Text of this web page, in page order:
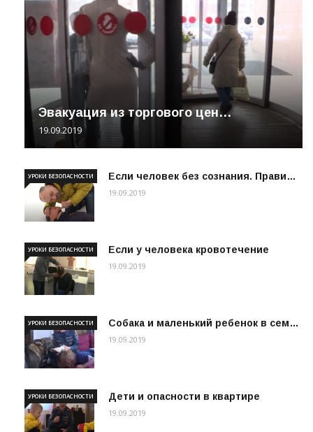
Эвакуация из торгового цен…
19.09.2019
Если человек без сознания. Прави…
УРОКИ БЕЗОПАСНОСТИ
19.09.2019
Если у человека кровотечение
УРОКИ БЕЗОПАСНОСТИ
19.09.2019
Собака и маленький ребенок в сем…
УРОКИ БЕЗОПАСНОСТИ
19.09.2019
Дети и опасности в квартире
УРОКИ БЕЗОПАСНОСТИ
19.09.2019